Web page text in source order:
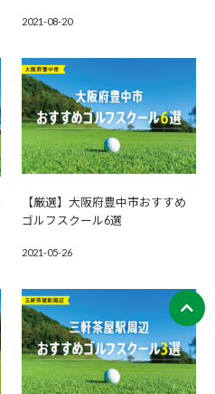
2021-08-20
【厳選】大阪府豊中市おすすめ
ゴルフスクール6選
2021-05-26